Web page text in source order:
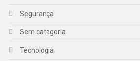
Segurança
Sem categoria
Tecnologia